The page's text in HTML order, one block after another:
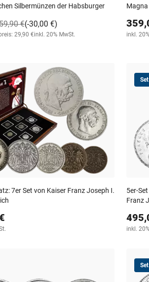
Silbermünzen der Habsburger
(-30,00 €)
€
29,90 €inkl. 20% MwSt. inkl.
7er Set von Kaiser Franz Joseph I.
Set
5er-
Franz
inkl.
Set